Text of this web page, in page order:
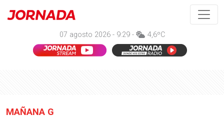
07 agosto 2026 - 9:29 - 4,6ºC
MAÑANA G